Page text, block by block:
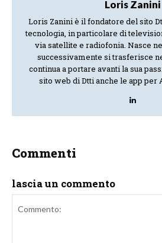
Loris Zanini
Loris Zanini è il fondatore del sito
tecnologia, in particolare di
via satellite e radiofonia. Nasce
successivamente si trasferisce
continua a portare avanti la sua
sito web di Dtti anche le app per
Commenti
lascia un commento